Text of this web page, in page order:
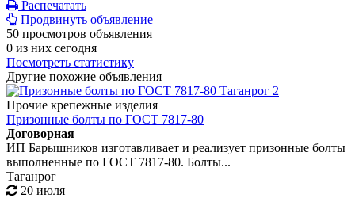
Распечатать
Продвинуть объявление
50 просмотров объявления
0 из них сегодня
Посмотреть статистику
Другие похожие объявления
2
Прочие крепежные изделия
Призонные болты по ГОСТ 7817-80
Договорная
ИП Барышников изготавливает и реализует призонные болты
выполненные по ГОСТ 7817-80. Болты...
Таганрог
20 июля